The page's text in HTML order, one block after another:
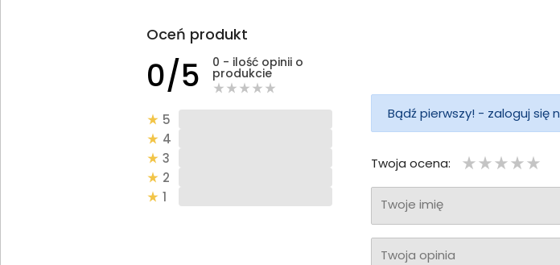
Oceń produkt
0/5 0 - ilość opinii o
produkcie
5
4
3
2
1
Bądź pierwszy! - zaloguj się
Twoja ocena:
Twoje imię
Twoja opinia